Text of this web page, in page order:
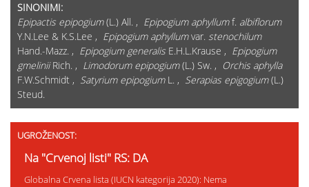
SINONIMI:
Epipactis epipogium(L.) All. , Epipogium aphyllumf. albiflorum
Y.N.Lee & K.S.Lee , Epipogium aphyllumvar. stenochilum
Hand.-Mazz. , Epipogium generalis E.H.L.Krause , Epipogium
gmeliniiRich. , Limodorum epipogium(L.) Sw. , Orchis aphylla
F.W.Schmidt , Satyrium epipogiumL. , Serapias epigogium(L.)
Steud.
UGROŽENOST:
Na "Crvenoj listi" RS: DA
Globalna Crvena lista (IUCN kategorija 2020): Nema